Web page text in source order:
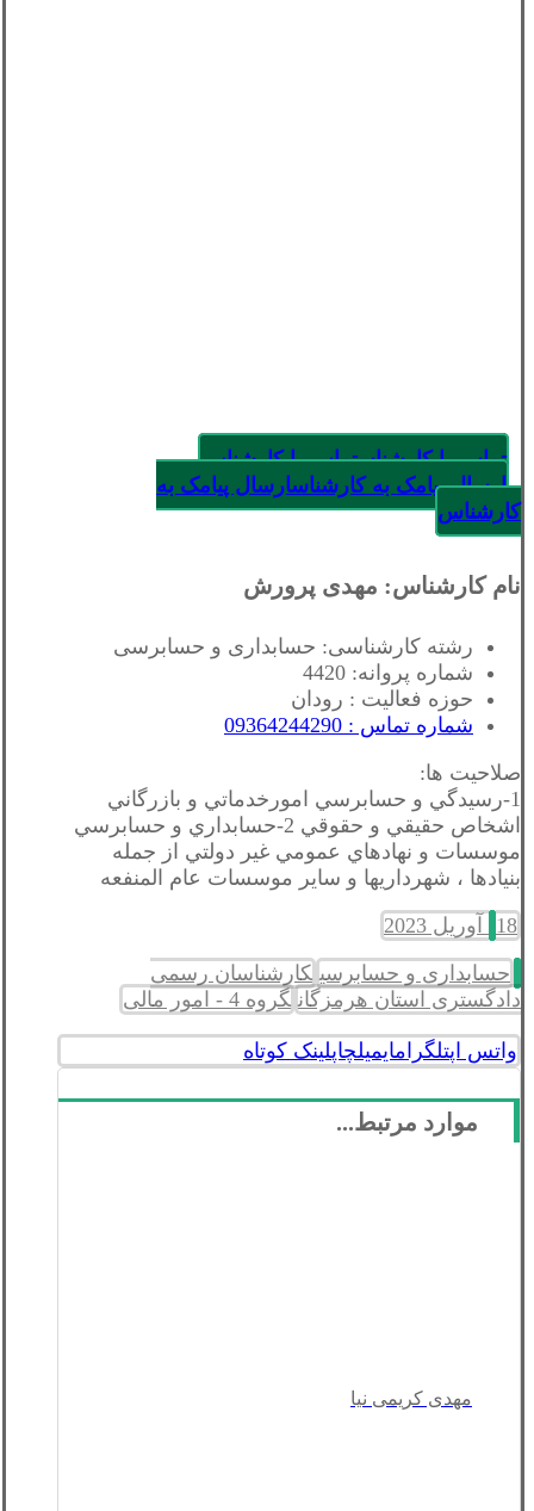
تماس با کارشناستماس با کارشناس
ارسال پیامک به کارشناسارسال پیامک به
کارشناس
نام کارشناس: مهدی پرورش
رشته کارشناسی: حسابداری و حسابرسی
شماره پروانه: 4420
حوزه فعالیت : رودان
شماره تماس : 09364244290
صلاحیت ها:
1-رسيدگي و حسابرسي امورخدماتي و بازرگاني
اشخاص حقيقي و حقوقي 2-حسابداري و حسابرسي
موسسات و نهادهاي عمومي غير دولتي از جمله
بنيادها ، شهرداريها و ساير موسسات عام المنفعه
18 آوریل 2023
حسابداری و حسابرسی کارشناسان رسمی
دادگستری استان هرمزگان گروه 4 - امور مالی
واتس اپتلگرامایمیلچاپلینک کوتاه
موارد مرتبط...
مهدی کریمی نیا